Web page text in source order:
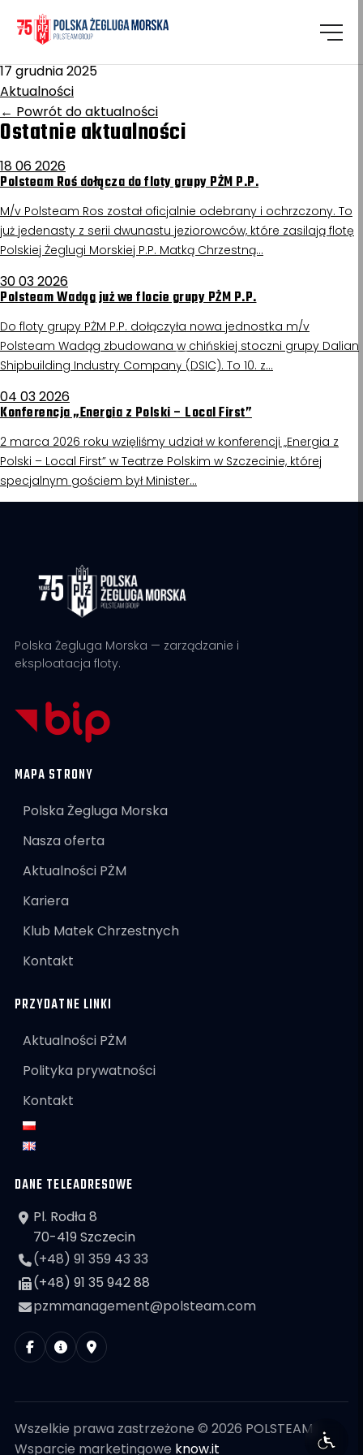
Homepage
Kopalnia Machów
17 grudnia 2025
Aktualności
← Powrót do aktualności
Ostatnie aktualności
18 06 2026
Polsteam Roś dołącza do floty grupy PŻM P.P.
M/v Polsteam Ros został oficjalnie odebrany i ochrzczony. To
już jedenasty z serii dwunastu jeziorowców, które zasilają flotę
Polskiej Żeglugi Morskiej P.P. Matką Chrzestną…
30 03 2026
Polsteam Wadąg już we flocie grupy PŻM P.P.
Do floty grupy PŻM P.P. dołączyła nowa jednostka m/v
Polsteam Wadąg zbudowana w chińskiej stoczni grupy Dalian
Shipbuilding Industry Company (DSIC). To 10. z…
04 03 2026
Konferencja „Energia z Polski – Local First”
2 marca 2026 roku wzięliśmy udział w konferencji „Energia z
Polski – Local First” w Teatrze Polskim w Szczecinie, której
specjalnym gościem był Minister…
Polska Żegluga Morska — zarządzanie i
eksploatacja floty.
MAPA STRONY
Polska Żegluga Morska
Nasza oferta
Aktualności PŻM
Kariera
Klub Matek Chrzestnych
Kontakt
PRZYDATNE LINKI
Aktualności PŻM
Polityka prywatności
Kontakt
DANE TELEADRESOWE
Pl. Rodła 8
70-419 Szczecin
(+48) 91 359 43 33
(+48) 91 35 942 88
pzmmanagement@polsteam.com
Wszelkie prawa zastrzeżone © 2026 POLSTEAM
Wsparcie marketingowe know.it